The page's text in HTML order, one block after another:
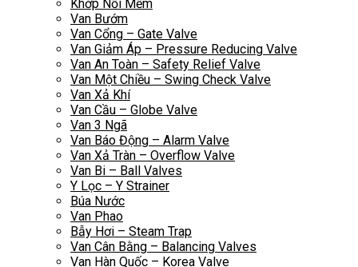
Khớp Nối Mềm
Van Bướm
Van Cổng – Gate Valve
Van Giảm Áp – Pressure Reducing Valve
Van An Toàn – Safety Relief Valve
Van Một Chiều – Swing Check Valve
Van Xả Khí
Van Cầu – Globe Valve
Van 3 Ngã
Van Báo Động – Alarm Valve
Van Xả Tràn – Overflow Valve
Van Bi – Ball Valves
Y Lọc – Y Strainer
Búa Nước
Van Phao
Bẫy Hơi – Steam Trap
Van Cân Bằng – Balancing Valves
Van Hàn Quốc – Korea Valve